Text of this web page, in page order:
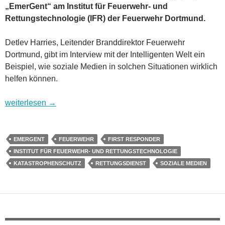
„EmerGent“ am Institut für Feuerwehr- und
Rettungstechnologie (IFR) der Feuerwehr Dortmund.
Detlev Harries, Leitender Branddirektor Feuerwehr
Dortmund, gibt im Interview mit der Intelligenten Welt ein
Beispiel, wie soziale Medien in solchen Situationen wirklich
helfen können.
Forschung für die Feuerwehr: Soziale Medien als
weiterlesen →
EMERGENT FEUERWEHR
FIRST RESPONDER
INSTITUT FÜR FEUERWEHR- UND RETTUNGSTECHNOLOGIE
KATASTROPHENSCHUTZ
RETTUNGSDIENST SOZIALE MEDIEN